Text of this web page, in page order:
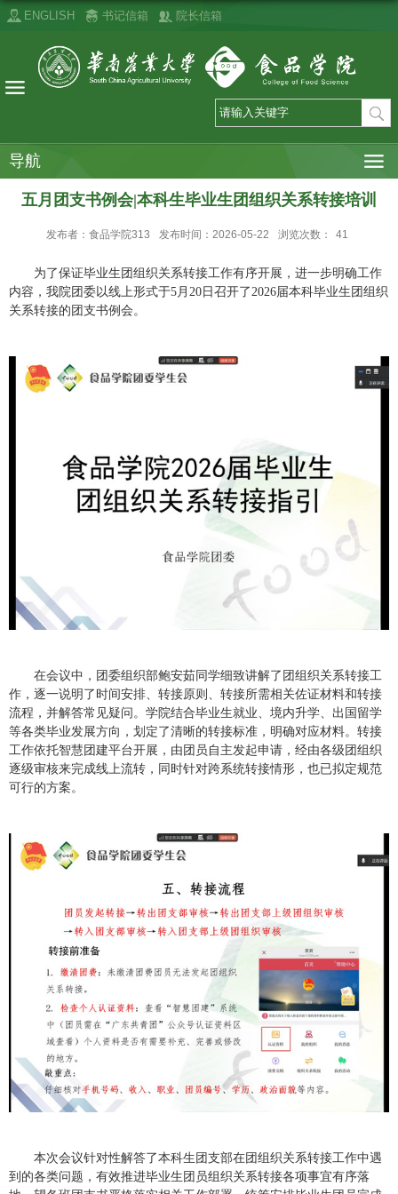
ENGLISH 书记信箱 院长信箱
导航
五月团支书例会|本科生毕业生团组织关系转接培训
发布者：食品学院313 发布时间：2026-05-22 浏览次数： 41
为了保证毕业生团组织关系转接工作有序开展， 进一步明确工作
内容， 我院团委以线上形式于5月20 日召开了2026届本科毕业生团组织
关系转接的团支书例会。
在会议中，团委组织部鲍安茹同学细致讲解了团组织关系转接工
作，逐一说明了时间安排、转接原则、转接所需相关佐证材料和转接
流程，并解答常见疑问。学院结合毕业生就业、境内升学、出国留学
等各类毕业发展方向，划定了清晰的转接标准，明确对应材料。转接
工作依托智慧团建平台开展，由团员自主发起申请，经由各级团组织
逐级审核来完成线上流转，同时针对跨系统转接情形，也已拟定规范
可行的方案。
本次会议针对性解答了本科生团支部在团组织关系转接工作中遇
到的各类问题，有效推进毕业生团员组织关系转接各项事宜有序落